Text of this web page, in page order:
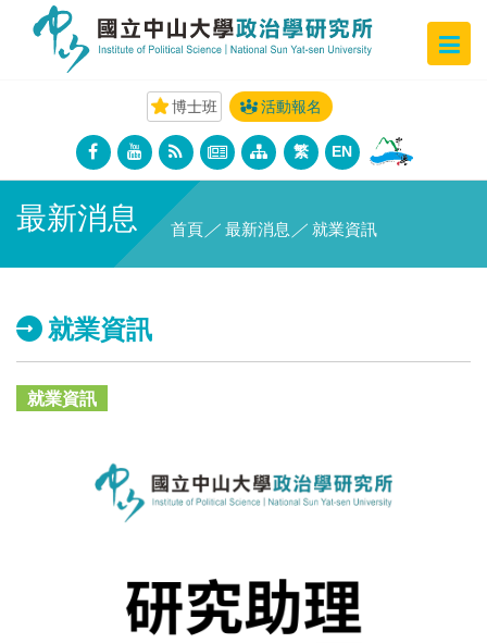
博士班 活動報名
繁 EN
最新消息 首頁 ／ 最新消息 ／ 就業資訊
就業資訊
就業資訊